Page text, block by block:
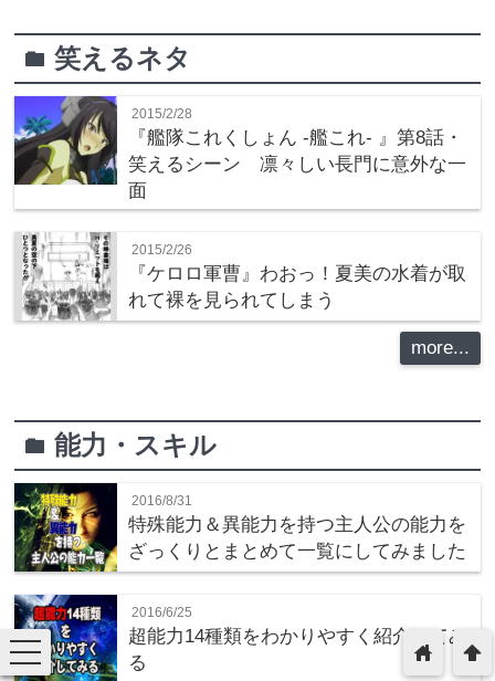
folder笑えるネタ
2015/2/28
『艦隊これくしょん -艦これ- 』第8話・
笑えるシーン 凛々しい長門に意外な一
面
2015/2/26
『ケロロ軍曹』わおっ！夏美の水着が取
れて裸を見られてしまう
more...
folder能力・スキル
2016/8/31
特殊能力＆異能力を持つ主人公の能力を
ざっくりとまとめて一覧にしてみました
2016/6/25
超能力14種類をわかりやすく紹介してみ
る
toggle
navigation
arrowup
home